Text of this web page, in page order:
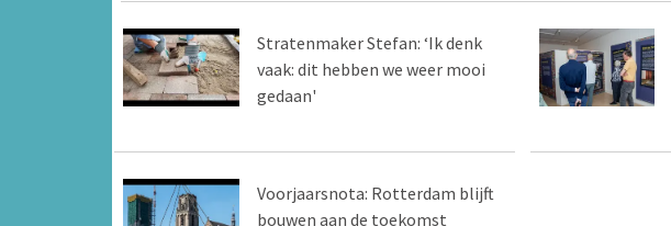
Stratenmaker Stefan: ‘Ik denk
vaak: dit hebben we weer mooi
gedaan'
Voorjaarsnota: Rotterdam blijft
bouwen aan de toekomst